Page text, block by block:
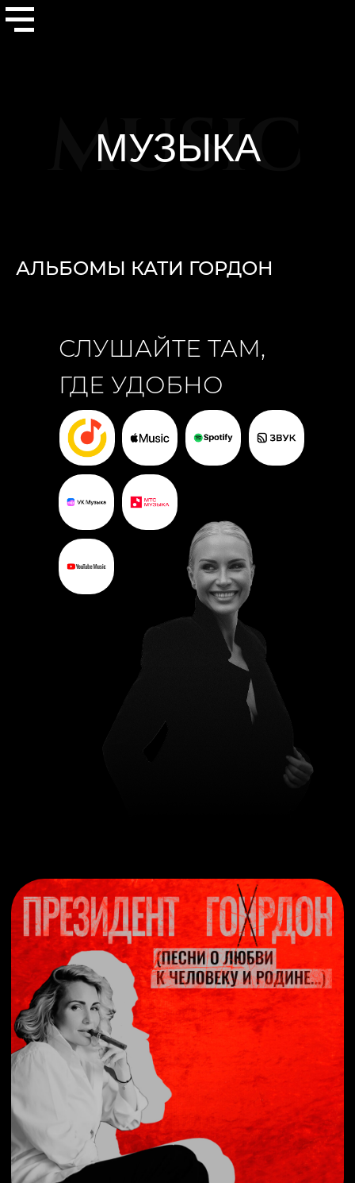
MUSIC
МУЗЫКА
АЛЬБОМЫ КАТИ ГОРДОН
СЛУШАЙТЕ ТАМ,
ГДЕ УДОБНО
А как же вера?
Знаешь, Володя
Камень